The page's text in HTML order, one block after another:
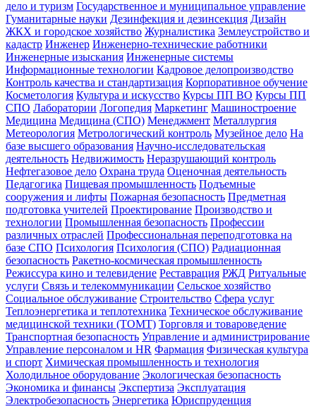
дело и туризм Государственное и муниципальное управление
Гуманитарные науки Дезинфекция и дезинсекция Дизайн
ЖКХ и городское хозяйство Журналистика Землеустройство и
кадастр Инженер Инженерно-технические работники
Инженерные изыскания Инженерные системы
Информационные технологии Кадровое делопроизводство
Контроль качества и стандартизация Корпоративное обучение
Косметология Культура и искусство Курсы ПП ВО Курсы ПП
СПО Лаборатории Логопедия Маркетинг Машиностроение
Медицина Медицина (СПО) Менеджмент Металлургия
Метеорология Метрологический контроль Музейное дело На
базе высшего образования Научно-исследовательская
деятельность Недвижимость Неразрушающий контроль
Нефтегазовое дело Охрана труда Оценочная деятельность
Педагогика Пищевая промышленность Подъемные
сооружения и лифты Пожарная безопасность Предметная
подготовка учителей Проектирование Производство и
технологии Промышленная безопасность Профессии
различных отраслей Профессиональная переподготовка на
базе СПО Психология Психология (СПО) Радиационная
безопасность Ракетно-космическая промышленность
Режиссура кино и телевидение Реставрация РЖД Ритуальные
услуги Связь и телекоммуникации Сельское хозяйство
Социальное обслуживание Строительство Сфера услуг
Теплоэнергетика и теплотехника Техническое обслуживание
медицинской техники (ТОМТ) Торговля и товароведение
Транспортная безопасность Управление и администрирование
Управление персоналом и HR Фармация Физическая культура
и спорт Химическая промышленность и технология
Холодильное оборудование Экологическая безопасность
Экономика и финансы Экспертиза Эксплуатация
Электробезопасность Энергетика Юриспруденция